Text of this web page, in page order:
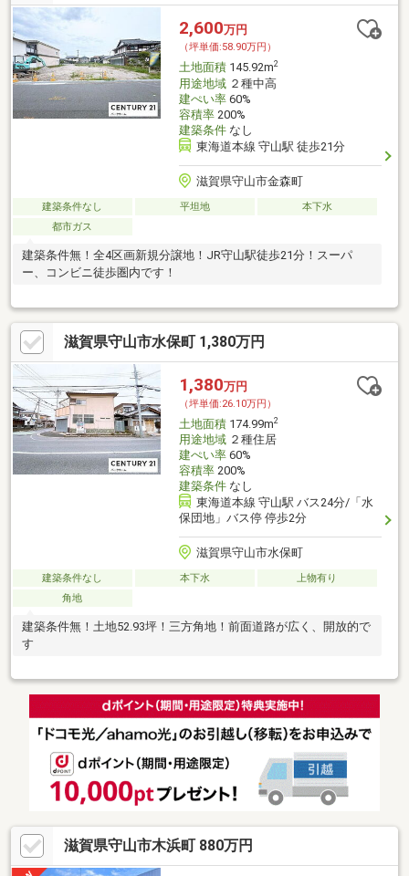
2,600万円
（坪単価:58.90万円）
土地面積145.92m2
用途地域２種中高
建ぺい率60%
容積率200%
建築条件なし
東海道本線 守山駅 徒歩21分
滋賀県守山市金森町
建築条件なし 平坦地
本下水
都市ガス
建築条件無！全4区画新規分譲地！JR守山駅徒歩21分！スーパ
ー、コンビニ徒歩圏内です！
滋賀県守山市水保町 1,380万円
1,380万円
（坪単価:26.10万円）
土地面積174.99m2
用途地域２種住居
建ぺい率60%
容積率200%
建築条件なし
東海道本線 守山駅 バス24分/「水
保団地」バス停 停歩2分
滋賀県守山市水保町
建築条件なし 本下水
上物有り
角地
建築条件無！土地52.93坪！三方角地！前面道路が広く、開放的で
す
滋賀県守山市木浜町 880万円